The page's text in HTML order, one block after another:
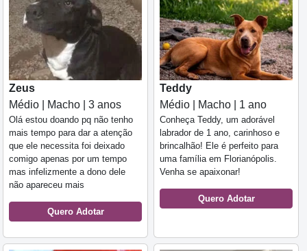
Zeus
Médio | Macho | 3 anos
Olá estou doando pq não tenho
mais tempo para dar a atenção
que ele necessita foi deixado
comigo apenas por um tempo
mas infelizmente a dono dele
não apareceu mais
Quero Adotar
Teddy
Médio | Macho | 1 ano
Conheça Teddy, um adorável
labrador de 1 ano, carinhoso e
brincalhão! Ele é perfeito para
uma família em Florianópolis.
Venha se apaixonar!
Quero Adotar